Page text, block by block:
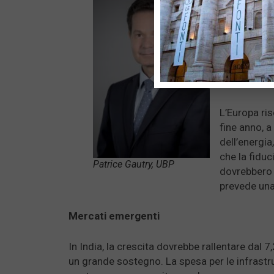
Patrice Gautry, UBP
consumi.
peggiorare
secondo il
tassi di
L’Europa
fine anno,
che la
prevede
Mercati emergenti
In India, la crescita dovrebbe rallentare dal
un grande sostegno. La spesa per le